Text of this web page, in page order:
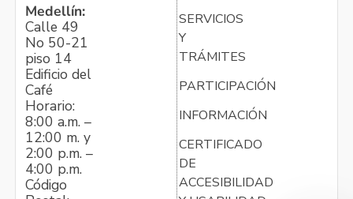
Medellín:
Calle 49
No 50-21
piso 14
Edificio del
Café
Horario:
8:00 a.m. –
12:00 m. y
2:00 p.m. –
4:00 p.m.
Código
SERVICIOS
Y
TRÁMITES
PARTICIPACIÓN
INFORMACIÓN
CERTIFICADO
DE
ACCESIBILIDAD